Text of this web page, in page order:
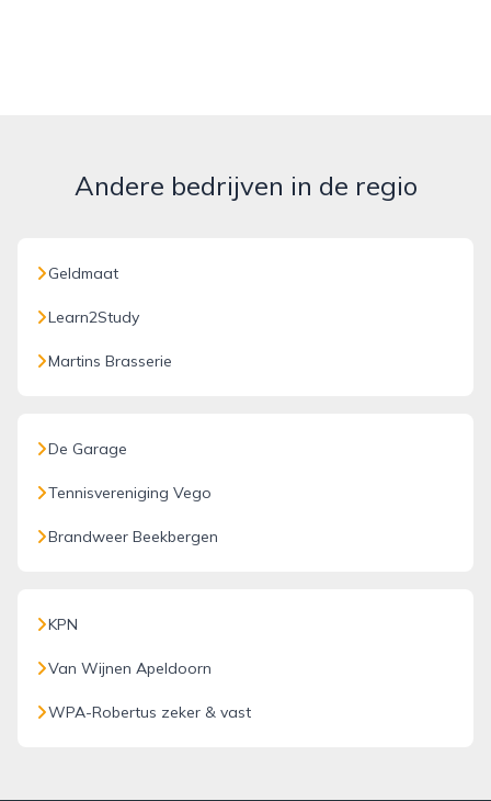
Andere bedrijven in de regio
Geldmaat
Learn2Study
Martins Brasserie
De Garage
Tennisvereniging Vego
Brandweer Beekbergen
KPN
Van Wijnen Apeldoorn
WPA-Robertus zeker & vast